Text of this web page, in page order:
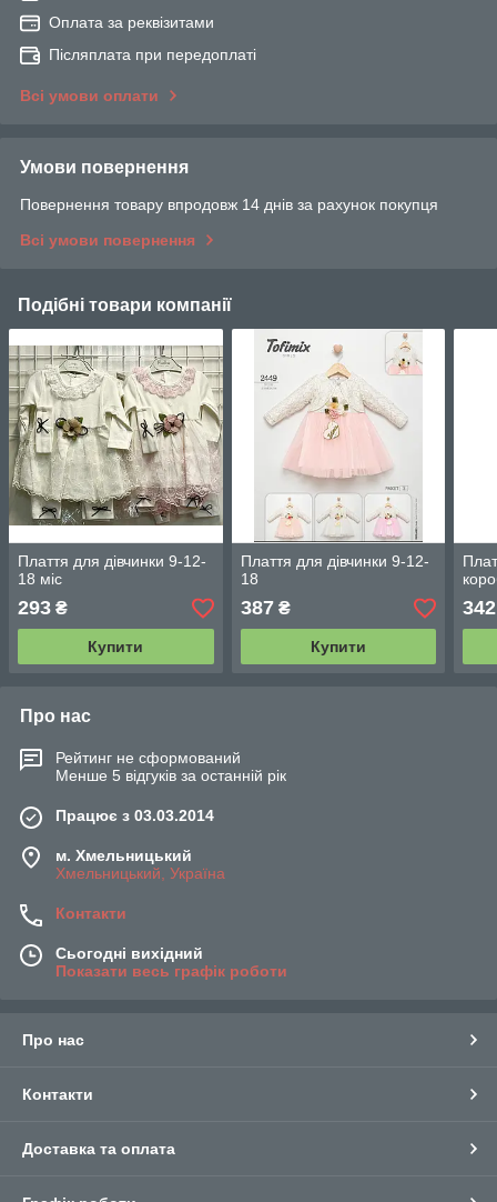
Оплата за реквізитами
Післяплата при передоплаті
Всі умови оплати
Умови повернення
Повернення товару впродовж 14 днів за рахунок покупця
Всі умови повернення
Подібні товари компанії
Плаття для дівчинки 9-12-
18 міс
293 ₴
Купити
Плаття для дівчинки 9-12-
18
387₴
Купити
342
Про нас
Рейтинг не сформований
Менше 5 відгуків за останній рік
Працює з 03.03.2014
м. Хмельницький
Хмельницький, Україна
Контакти
Сьогодні вихідний
Показати весь графік роботи
Про нас
Контакти
Доставка та оплата